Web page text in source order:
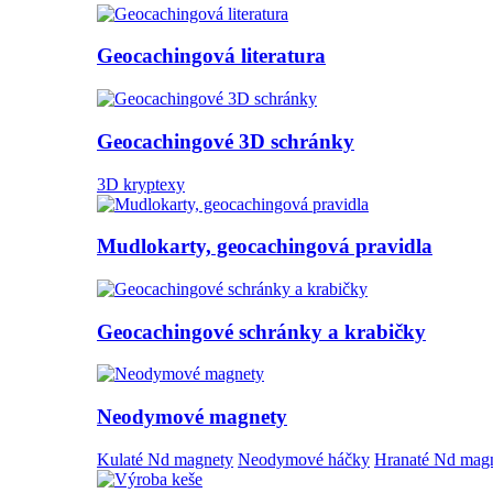
Geocachingová literatura
Geocachingové 3D schránky
3D kryptexy
Mudlokarty, geocachingová pravidla
Geocachingové schránky a krabičky
Neodymové magnety
Kulaté Nd magnety Neodymové háčky Hranaté Nd